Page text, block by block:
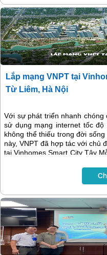
Lắp mạng VNPT tại
Từ Liêm, Hà Nội
Với sự phát triển nhanh
sử dụng mạng internet tốc
không thể thiếu trong đời
này, VNPT đã hợp tác với chủ
tại Vinhomes Smart City Tây
VNPT mang lại cho cộng